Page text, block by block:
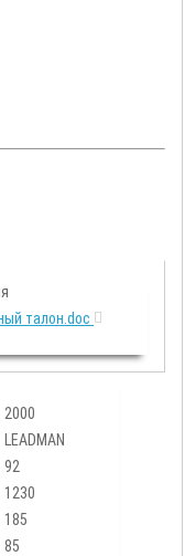
талон.doc
2000
LEADMAN
92
1230
185
85